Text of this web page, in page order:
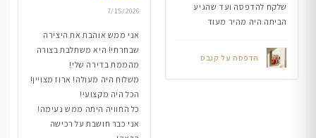
שלקח להדפסה ועד שהגיע
הביתה היה מהיר מעוד
הדפסה על קנבס
7/15/2026
אני ממש אוהבת את היצירה
שבחרתי! היא משתלבת בצורה
מהממת בדירה שלי!
משלוח היה מעולה! ארוז מצויין!
הכל היה מקצועי!
כל החוויה היתה ממש נעימה!
אני כבר חושבת על רכישה